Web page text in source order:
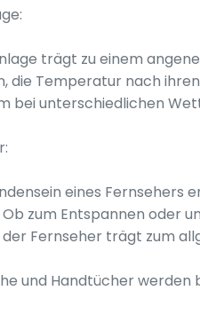
trägt zu einem
die Temperatur nach
bei unterschiedlichen
eines
zum Entspannen oder
der Fernseher trägt zum
und Handtücher werden